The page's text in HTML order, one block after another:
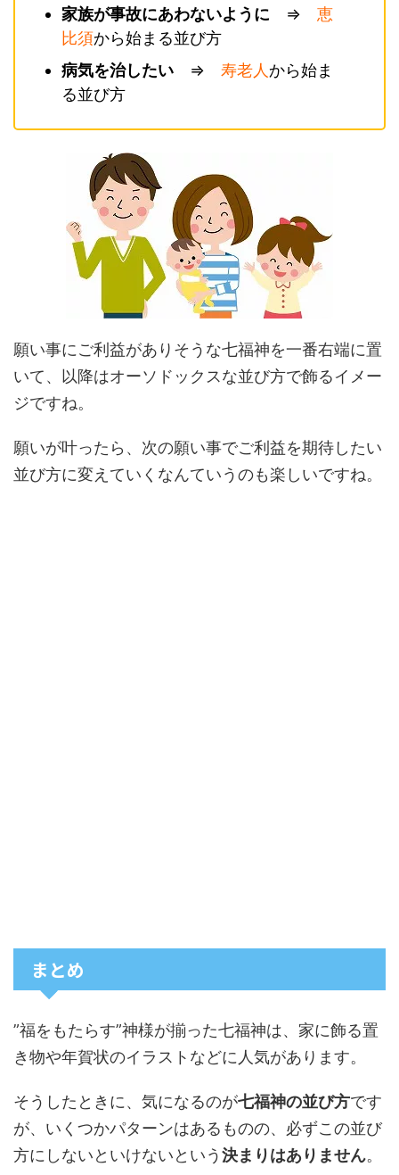
家族が事故にあわないように ⇒ 恵
比須から始まる並び方
病気を治したい ⇒ 寿老人から始ま
る並び方
願い事にご利益がありそうな七福神を一番右端に置
いて、以降はオーソドックスな並び方で飾るイメー
ジですね。
願いが叶ったら、次の願い事でご利益を期待したい
並び方に変えていくなんていうのも楽しいですね。
まとめ
”福をもたらす”神様が揃った七福神は、家に飾る置
き物や年賀状のイラストなどに人気があります。
そうしたときに、気になるのが七福神の並び方です
が、いくつかパターンはあるものの、必ずこの並び
方にしないといけないという決まりはありません。